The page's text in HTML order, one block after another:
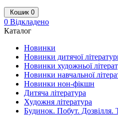
Кошик 0
0 Відкладено
Каталог
Новинки
Новинки дитячої
Новинки художньої
Новинки навчальної
Новинки нон-фікшн
Дитяча література
Художня література
Будинок. Побут. Дозвілля.